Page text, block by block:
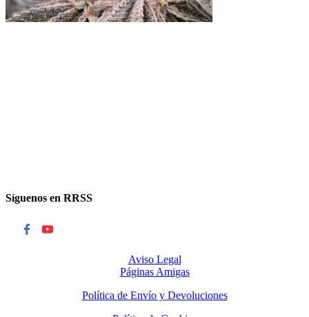
Síguenos en RRSS
Aviso Legal
Páginas Amigas
Política de Envío y Devoluciones